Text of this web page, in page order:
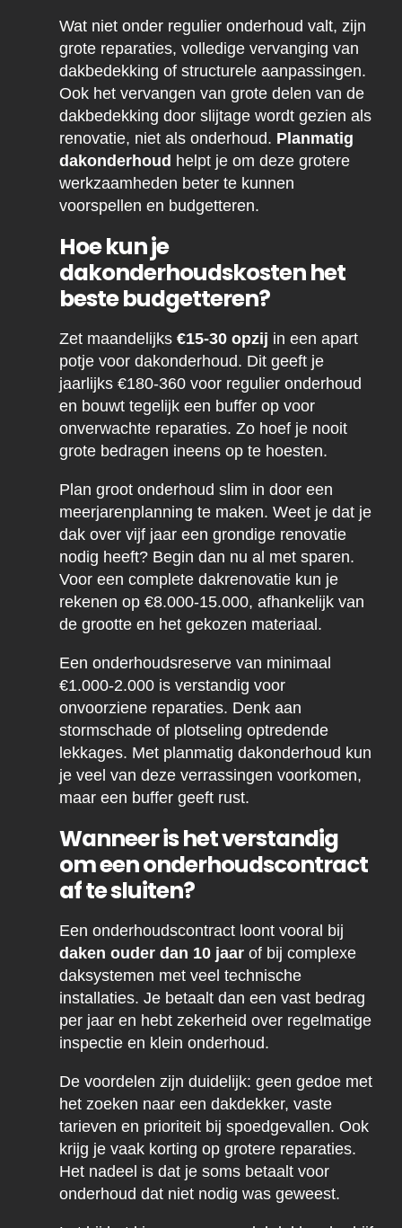
Wat niet onder regulier onderhoud valt, zijn
grote reparaties, volledige vervanging van
dakbedekking of structurele aanpassingen.
Ook het vervangen van grote delen van de
dakbedekking door slijtage wordt gezien als
renovatie, niet als onderhoud. Planmatig
dakonderhoud helpt je om deze grotere
werkzaamheden beter te kunnen
voorspellen en budgetteren.
Hoe kun je
dakonderhoudskosten het
beste budgetteren?
Zet maandelijks €15-30 opzij in een apart
potje voor dakonderhoud. Dit geeft je
jaarlijks €180-360 voor regulier onderhoud
en bouwt tegelijk een buffer op voor
onverwachte reparaties. Zo hoef je nooit
grote bedragen ineens op te hoesten.
Plan groot onderhoud slim in door een
meerjarenplanning te maken. Weet je dat je
dak over vijf jaar een grondige renovatie
nodig heeft? Begin dan nu al met sparen.
Voor een complete dakrenovatie kun je
rekenen op €8.000-15.000, afhankelijk van
de grootte en het gekozen materiaal.
Een onderhoudsreserve van minimaal
€1.000-2.000 is verstandig voor
onvoorziene reparaties. Denk aan
stormschade of plotseling optredende
lekkages. Met planmatig dakonderhoud kun
je veel van deze verrassingen voorkomen,
maar een buffer geeft rust.
Wanneer is het verstandig
om een onderhoudscontract
af te sluiten?
Een onderhoudscontract loont vooral bij
daken ouder dan 10 jaarof bij complexe
daksystemen met veel technische
installaties. Je betaalt dan een vast bedrag
per jaar en hebt zekerheid over regelmatige
inspectie en klein onderhoud.
De voordelen zijn duidelijk: geen gedoe met
het zoeken naar een dakdekker, vaste
tarieven en prioriteit bij spoedgevallen. Ook
krijg je vaak korting op grotere reparaties.
Het nadeel is dat je soms betaalt voor
onderhoud dat niet nodig was geweest.